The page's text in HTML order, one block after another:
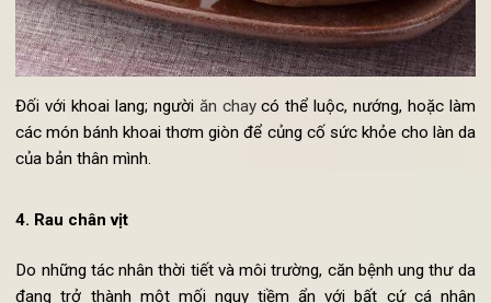
Đối với khoai lang; người ăn chay
có thể luộc, nướng, hoặc
các món bánh khoai thơm giòn để củng cố sức khỏe cho làn